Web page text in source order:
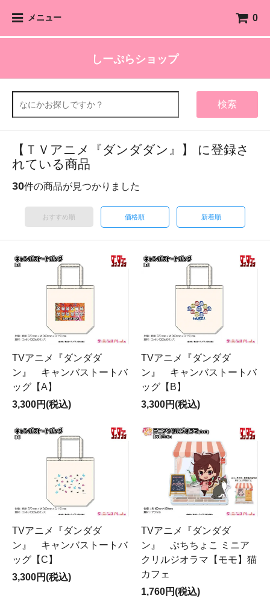
メニュー 0
しーぷらショップ
検索
【ＴＶアニメ『ダンダダン』】 に登録さ
れている商品
30件の商品が見つかりました
おすすめ順 価格順 新着順
TVアニメ『ダンダダ
ン』 キャンバストートバ
ッグ【A】
3,300円(税込)
TVアニメ『ダンダダ
ン』 キャンバストートバ
ッグ【B】
3,300円(税込)
TVアニメ『ダンダダ
ン』 キャンバストートバ
ッグ【C】
3,300円(税込)
TVアニメ『ダンダダ
ン』 ぷちちょこ ミニア
クリルジオラマ【モモ】猫
カフェ
1,760円(税込)